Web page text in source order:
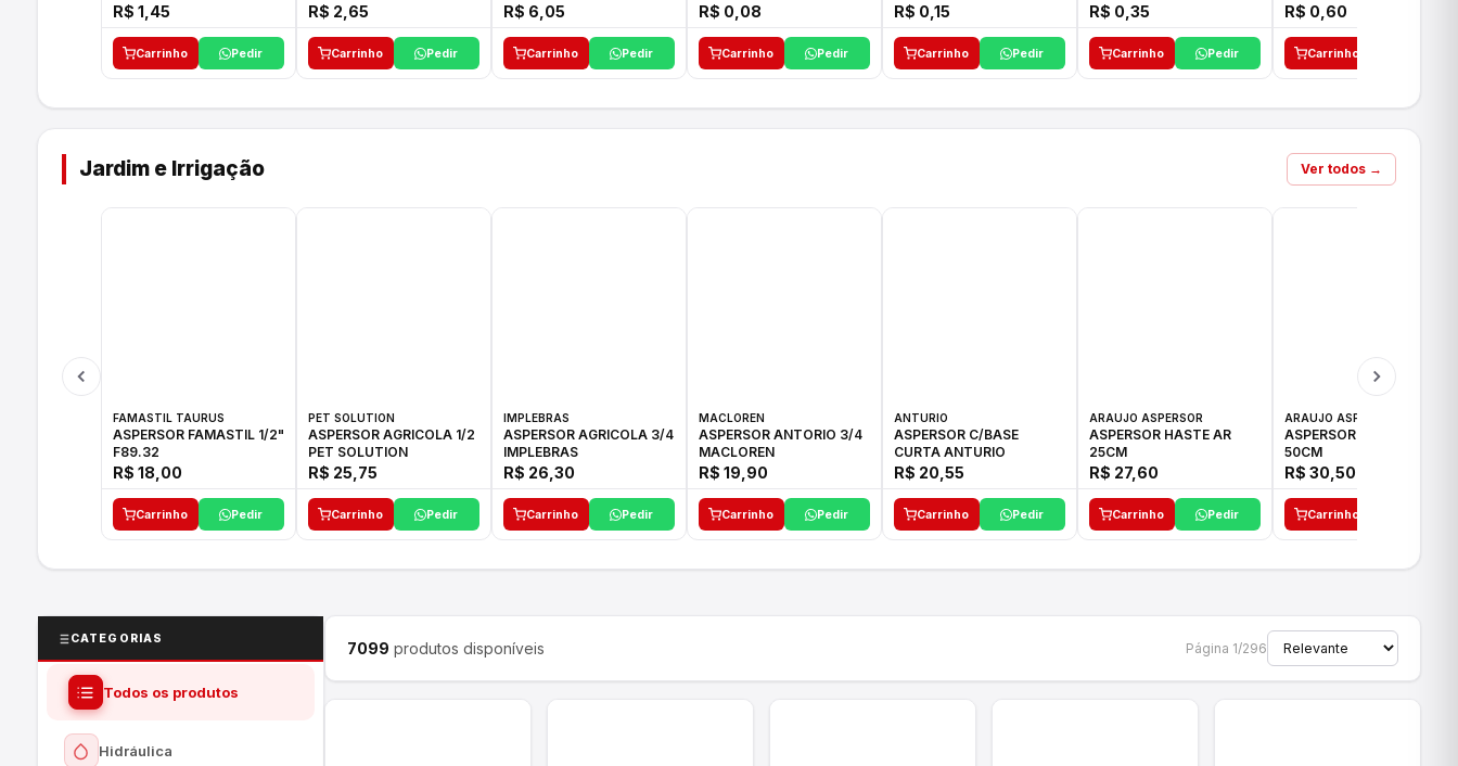
R$ 1,45
Carrinho Pedir
R$ 2,65
Carrinho Pedir
R$ 6,05
Carrinho Pedir
R$ 0,08
Carrinho Pedir
R$ 0,15
Carrinho Pedir
R$ 0,35
Carrinho Pedir
R$ 0,60
Carrinho
Jardim e Irrigação Ver todos →
FAMASTIL TAURUS
ASPERSOR FAMASTIL 1/2"
F89.32
R$ 18,00
Carrinho Pedir
PET SOLUTION
ASPERSOR AGRICOLA 1/2
PET SOLUTION
R$ 25,75
Carrinho Pedir
IMPLEBRAS
ASPERSOR AGRICOLA 3/4
IMPLEBRAS
R$ 26,30
Carrinho Pedir
MACLOREN
ASPERSOR ANTORIO 3/4
MACLOREN
R$ 19,90
Carrinho Pedir
ANTURIO
ASPERSOR C/BASE
CURTA ANTURIO
R$ 20,55
Carrinho Pedir
ARAUJO ASPERSOR
ASPERSOR HASTE AR
25CM
R$ 27,60
Carrinho Pedir
ARAUJO ASPERSOR
ASPERSOR HASTE AR
50CM
R$ 30,50
Carrinho
CATEGORIAS
Todos os produtos
Hidráulica
7099 produtos disponíveis Página 1/296